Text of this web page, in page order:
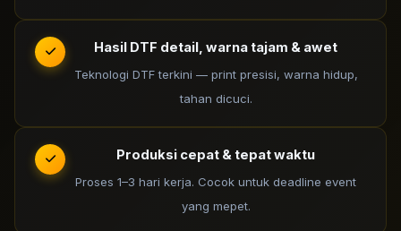
Hasil DTF detail, warna tajam & awet
Teknologi DTF terkini — print presisi, warna hidup,
tahan dicuci.
Produksi cepat & tepat waktu
Proses 1–3 hari kerja. Cocok untuk deadline event
yang mepet.